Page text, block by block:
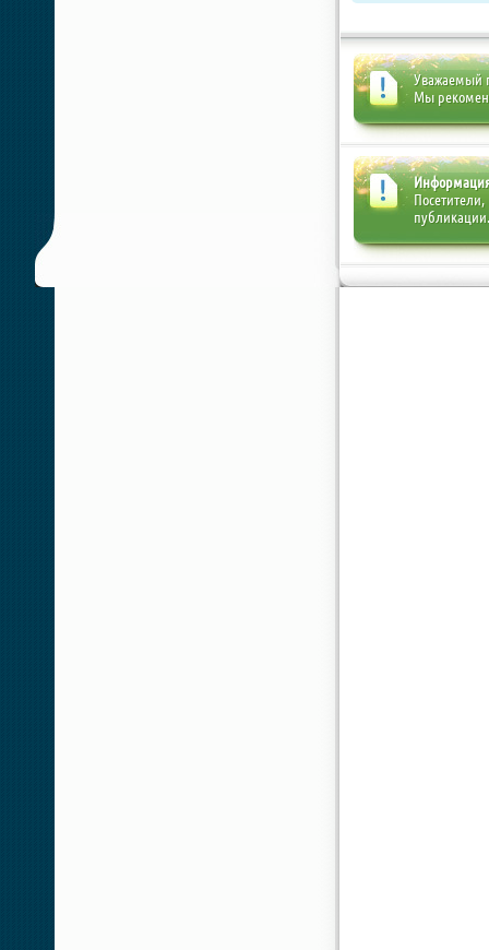
Уважаемый
Мы
публикации.